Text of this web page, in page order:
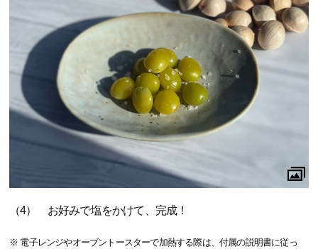
（4） お好みで塩をかけて、完成！
※ 電子レンジやオーブントースターで加熱する際は、付属の説明書に従っ